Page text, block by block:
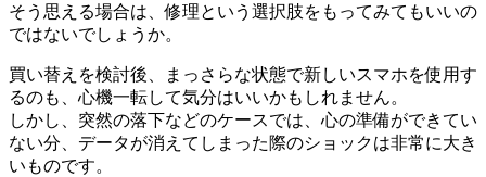
そう思える場合は、修理という選択肢をもってみてもいいの
ではないでしょうか。
買い替えを検討後、まっさらな状態で新しいスマホを使用す
るのも、心機一転して気分はいいかもしれません。
しかし、突然の落下などのケースでは、心の準備ができてい
ない分、データが消えてしまった際のショックは非常に大き
いものです。